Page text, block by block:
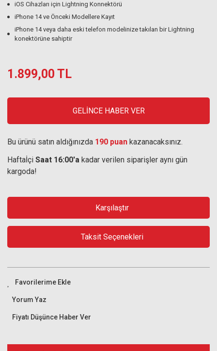
iOS Cihazları için Lightning Konnektörü
iPhone 14 ve Önceki Modellere Kayıt
iPhone 14 veya daha eski telefon modelinize takılan bir Lightning
konektörüne sahiptir
1.899,00 TL
GELİNCE HABER VER
Bu ürünü satın aldığınızda 190 puan kazanacaksınız.
Haftaİçi Saat 16:00'a kadar verilen siparişler aynı gün
kargoda!
Karşılaştır
Taksit Seçenekleri
Yorum Yaz
Fiyatı Düşünce Haber Ver